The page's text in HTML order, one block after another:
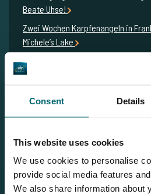
Consent Details
This website uses cookies
We use cookies to personalise
provide social media features
We also share information about
Beate Uhse!
Zwei Wochen Karpfenangeln in
Michele’s Lake
Feedback Michele's Lake: Wir
wovon 11 stück die 20 Kilo Marke!
Freunde - ein voller Erfolg